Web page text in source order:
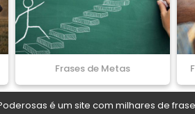
Frases de Metas
é um site com milhares de